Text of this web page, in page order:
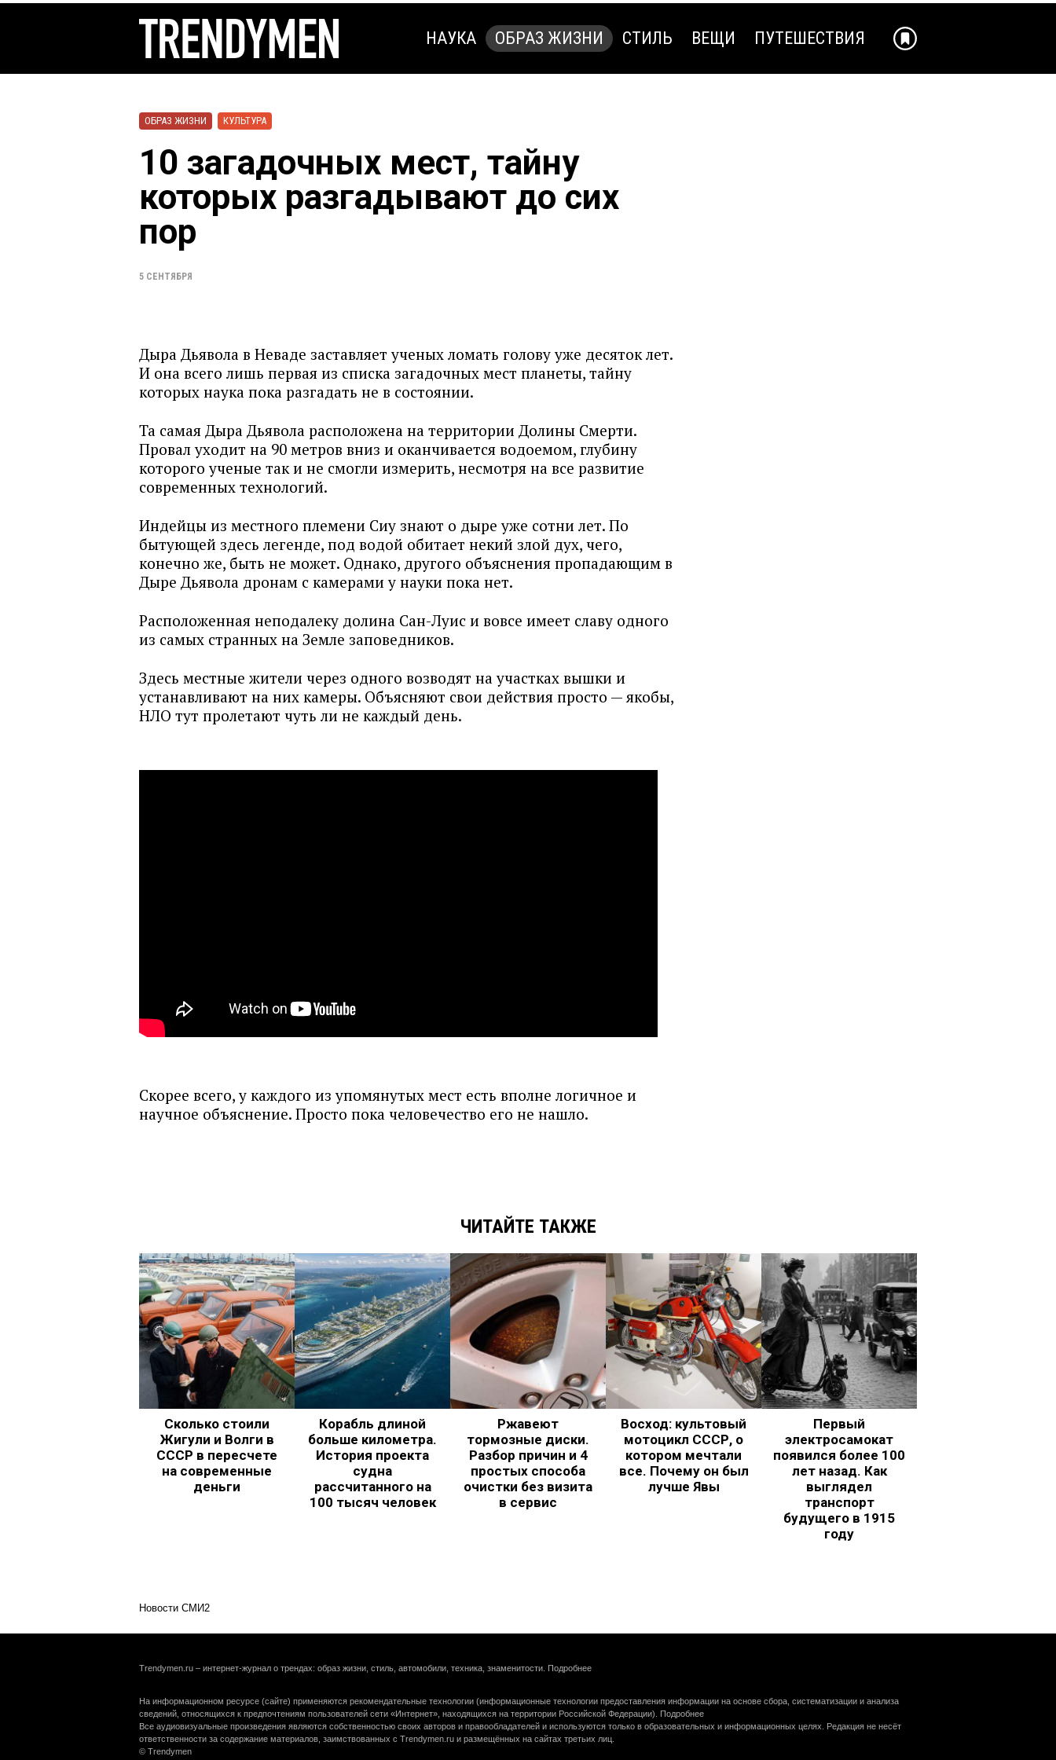
НАУКА ОБРАЗ ЖИЗНИ СТИЛЬ ВЕЩИ ПУТЕШЕСТВИЯ
ОБРАЗ ЖИЗНИ КУЛЬТУРА
10 загадочных мест, тайну
которых разгадывают до сих
пор
5 СЕНТЯБРЯ
Дыра Дьявола в Неваде заставляет ученых ломать голову уже десяток лет.
И она всего лишь первая из списка загадочных мест планеты, тайну
которых наука пока разгадать не в состоянии.
Та самая Дыра Дьявола расположена на территории Долины Смерти.
Провал уходит на 90 метров вниз и оканчивается водоемом, глубину
которого ученые так и не смогли измерить, несмотря на все развитие
современных технологий.
Индейцы из местного племени Сиу знают о дыре уже сотни лет. По
бытующей здесь легенде, под водой обитает некий злой дух, чего,
конечно же, быть не может. Однако, другого объяснения пропадающим в
Дыре Дьявола дронам с камерами у науки пока нет.
Расположенная неподалеку долина Сан-Луис и вовсе имеет славу одного
из самых странных на Земле заповедников.
Здесь местные жители через одного возводят на участках вышки и
устанавливают на них камеры. Объясняют свои действия просто — якобы,
НЛО тут пролетают чуть ли не каждый день.
Скорее всего, у каждого из упомянутых мест есть вполне логичное и
научное объяснение. Просто пока человечество его не нашло.
ЧИТАЙТЕ ТАКЖЕ
Сколько стоили
Жигули и Волги в
СССР в пересчете
на современные
деньги
Корабль длиной
больше километра.
История проекта
судна
рассчитанного на
100 тысяч человек
Ржавеют
тормозные диски.
Разбор причин и 4
простых способа
очистки без визита
в сервис
Восход: культовый
мотоцикл СССР, о
котором мечтали
все. Почему он был
лучше Явы
Первый
электросамокат
появился более 100
лет назад. Как
выглядел
транспорт
будущего в 1915
году
Новости СМИ2
Trendymen.ru – интернет-журнал о трендах: образ жизни, стиль, автомобили, техника, знаменитости. Подробнее
На информационном ресурсе (сайте) применяются рекомендательные технологии (информационные технологии предоставления информации на основе сбора, систематизации и анализа
сведений, относящихся к предпочтениям пользователей сети «Интернет», находящихся на территории Российской Федерации). Подробнее
Все аудиовизуальные произведения являются собственностью своих авторов и правообладателей и используются только в образовательных и информационных целях. Редакция не несёт
ответственности за содержание материалов, заимствованных с Trendymen.ru и размещённых на сайтах третьих лиц.
© Trendymen